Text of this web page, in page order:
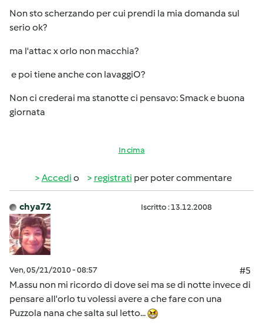
Non sto scherzando per cui prendi la mia domanda sul
serio ok?
ma l'attac x orlo non macchia?
e poi tiene anche con lavaggiO?
Non ci crederai ma stanotte ci pensavo: Smack e buona
giornata
In cima
Accedi o registrati per poter commentare
chya72 Iscritto : 13.12.2008
Ven, 05/21/2010 - 08:57
#5
M.assu non mi ricordo di dove sei ma se di notte invece di
pensare all'orlo tu volessi avere a che fare con una
Puzzola nana che salta sul letto...